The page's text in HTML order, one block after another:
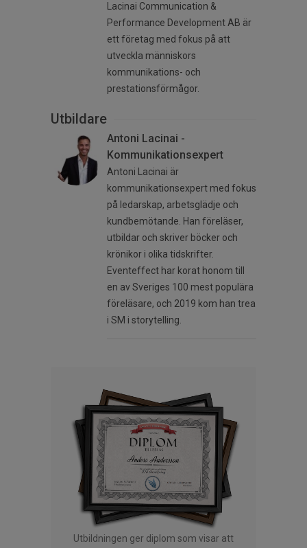
Lacinai Communication &
Performance Development AB är
ett företag med fokus på att
utveckla människors
kommunikations- och
prestationsförmågor.
Utbildare
Antoni Lacinai -
Kommunikationsexpert
Antoni Lacinai är
kommunikationsexpert med fokus
på ledarskap, arbetsglädje och
kundbemötande. Han föreläser,
utbildar och skriver böcker och
krönikor i olika tidskrifter.
Eventeffect har korat honom till
en av Sveriges 100 mest populära
föreläsare, och 2019 kom han trea
i SM i storytelling.
Utbildningen ger diplom som visar att